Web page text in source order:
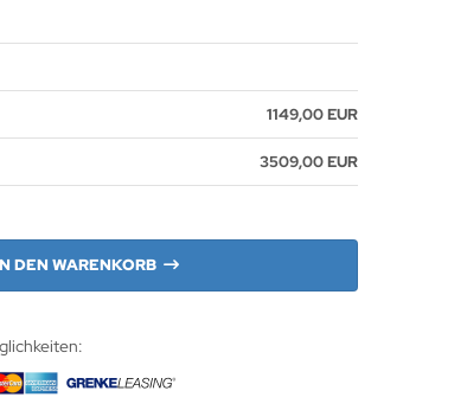
1149,00 EUR
3509,00 EUR
DEN WARENKORB